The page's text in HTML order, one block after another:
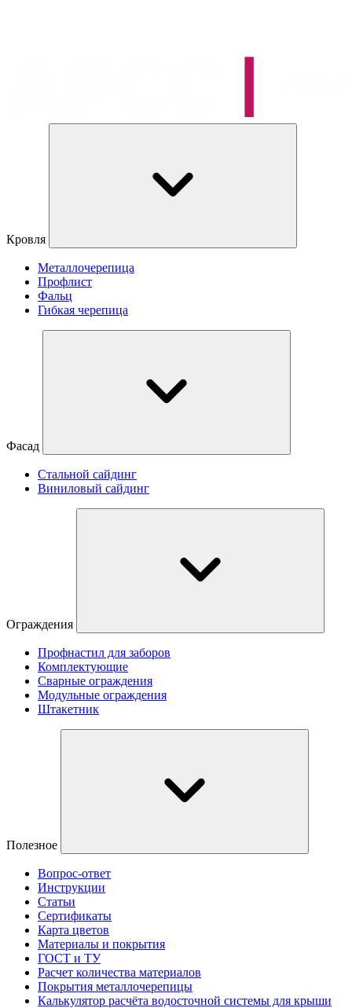
Кровля
Металлочерепица
Профлист
Фальц
Гибкая черепица
Фасад
Стальной сайдинг
Виниловый сайдинг
Ограждения
Профнастил для заборов
Комплектующие
Сварные ограждения
Модульные ограждения
Штакетник
Полезное
Вопрос-ответ
Инструкции
Статьи
Сертификаты
Карта цветов
Материалы и покрытия
ГОСТ и ТУ
Расчет количества материалов
Покрытия металлочерепицы
Калькулятор расчёта водосточной системы для крыши